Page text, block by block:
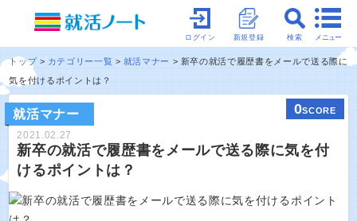
メニュー
検索
新規登録
ログイン
トップ カテゴリー一覧 就活マナー
新卒の就活で履歴書をメールで送る際に
気を付けるポイントは？
就活マナー 0SCORE
2021.02.27
新卒の就活で履歴書をメールで送る際に気を付
けるポイントは？